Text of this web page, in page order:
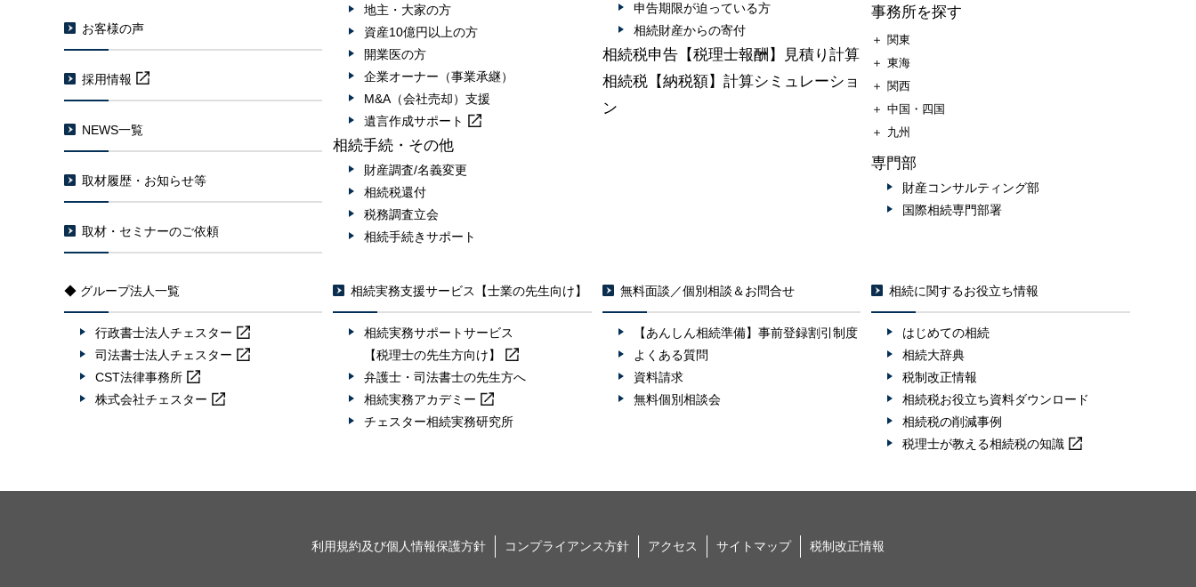
お客様の声
採用情報
NEWS一覧
取材履歴・お知らせ等
取材・セミナーのご依頼
地主・大家の方
資産10億円以上の方
開業医の方
企業オーナー（事業承継）
M&A（会社売却）支援
遺言作成サポート
相続手続・その他
財産調査/名義変更
相続税還付
税務調査立会
相続手続きサポート
申告期限が迫っている方
相続財産からの寄付
相続税申告【税理士報酬】見積り計算
相続税【納税額】計算シミュレーショ
ン
事務所を探す
＋ 関東
＋ 東海
＋ 関西
＋ 中国・四国
＋ 九州
専門部
財産コンサルティング部
国際相続専門部署
◆ グループ法人一覧
行政書士法人チェスター
司法書士法人チェスター
CST法律事務所
株式会社チェスター
相続実務支援サービス【士業の先生向け】
相続実務サポートサービス
【税理士の先生方向け】
弁護士・司法書士の先生方へ
相続実務アカデミー
チェスター相続実務研究所
無料面談／個別相談＆お問合せ
【あんしん相続準備】事前登録割引制度
よくある質問
資料請求
無料個別相談会
相続に関するお役立ち情報
はじめての相続
相続大辞典
税制改正情報
相続税お役立ち資料ダウンロード
相続税の削減事例
税理士が教える相続税の知識
利用規約及び個人情報保護方針 コンプライアンス方針 アクセス サイトマップ 税制改正情報